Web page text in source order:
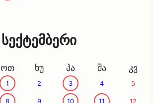
სექტემბერი
ოთ ხუ პა შა კვ
1 2 3 4 5
8 9 10 11 12